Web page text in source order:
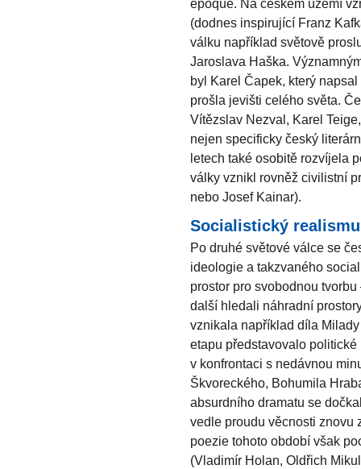
époque. Na českém území
(dodnes inspirující Franz
válku například světově
Jaroslava Haška.
byl Karel Čapek, který
prošla jevišti celého světa.
Vítězslav Nezval, Karel
nejen specificky český
letech také osobitě rozvíjela
války vznikl rovněž civilistní
nebo Josef Kainar).
Socialistický
Po druhé světové válce se
ideologie a takzvaného
prostor pro svobodnou
další hledali náhradní
vznikala například díla
etapu představovalo
v konfrontaci s nedávnou
Škvoreckého, Bohumila
absurdního dramatu se
vedle proudu věcnosti znovu
poezie tohoto období však
(Vladimír Holan, Oldřich